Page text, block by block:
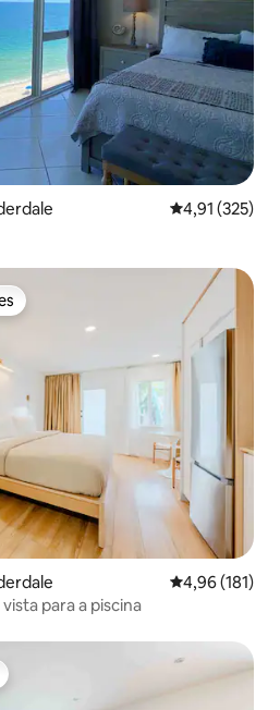
4,91 de uma
4,91 (325)
dos hóspedes
4,96 de uma
4,96 (181)
para a piscina